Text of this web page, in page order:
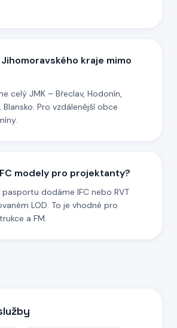
kraje mimo
celý JMK – Břeclav, Hodonín,
Blansko. Pro vzdálenější obce
modely pro projektanty?
pasportu dodáme IFC nebo RVT
LOD. To je vhodné pro
a FM.